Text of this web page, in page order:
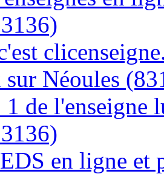
Néoules
de l'enseigne
en ligne et